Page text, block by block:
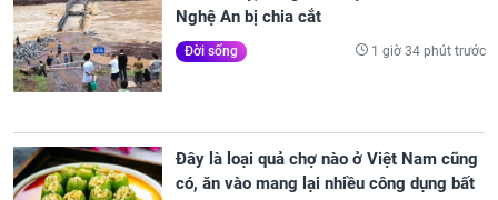
Nghệ An bị chia cắt
Đời sống 1 giờ 34 phút trước
Đây là loại quả chợ nào ở Việt Nam cũng
có, ăn vào mang lại nhiều công dụng bất